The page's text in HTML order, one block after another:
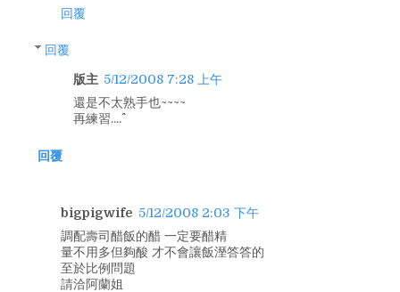
回覆
回覆
版主 5/12/2008 7:28 上午
還是不太熟手也~~~~
再練習....^^
回覆
bigpigwife 5/12/2008 2:03 下午
調配壽司醋飯的醋 一定要醋精
量不用多但夠酸 才不會讓飯溼答答的
至於比例問題
請洽阿蘭姐